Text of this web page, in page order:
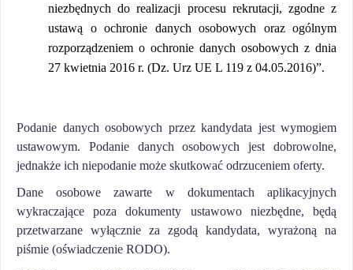
niezbędnych do realizacji procesu rekrutacji, zgodne z
ustawą o ochronie danych osobowych oraz ogólnym
rozporządzeniem o ochronie danych osobowych z dnia
27 kwietnia 2016 r. (Dz. Urz UE L 119 z 04.05.2016)”.
Podanie danych osobowych przez kandydata jest wymogiem
ustawowym. Podanie danych osobowych jest dobrowolne,
jednakże ich niepodanie może skutkować odrzuceniem oferty.
Dane osobowe zawarte w dokumentach aplikacyjnych
wykraczające poza dokumenty ustawowo niezbędne, będą
przetwarzane wyłącznie za zgodą kandydata, wyrażoną na
piśmie (oświadczenie RODO).